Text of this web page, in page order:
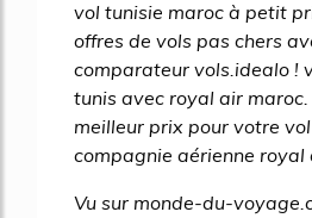
vol tunisie maroc à petit
offres de vols pas chers
comparateur vols.idealo !
tunis avec royal air
meilleur prix pour votre
compagnie aérienne royal
Vu sur monde-du-